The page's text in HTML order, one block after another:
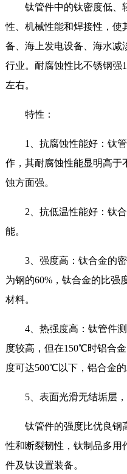
钛管件中的钛密度低、
性、机械性能和焊接性，使
备、海上发电设备、海水减
行业。耐腐蚀性比不锈钢强
左右。
特性：
1、抗腐蚀性能好：钛
作，其耐腐蚀性能显明高于
蚀方面强。
2、抗低温性能好：钛
能。
3、强度高：钛合金的
为钢的60%，钛合金的比强
材料。
4、热强度高：钛管件
度较高，但在150℃时铝合
度可达500℃以下，铝合金
5、表面光滑无结垢层
钛管件的强度比优良钢
性和断裂韧性，钛制品多用
件及钛设置装备。